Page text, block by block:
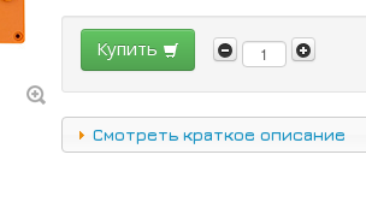
Купить
Смотреть краткое описание